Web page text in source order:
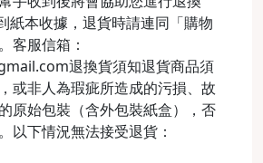
紙本收據，退貨時請連同「購物
客服信箱：
退換貨須知退貨商品須
或非人為瑕疵所造成的污損、故
原始包裝（含外包裝紙盒），否
以下情況無法接受退貨：